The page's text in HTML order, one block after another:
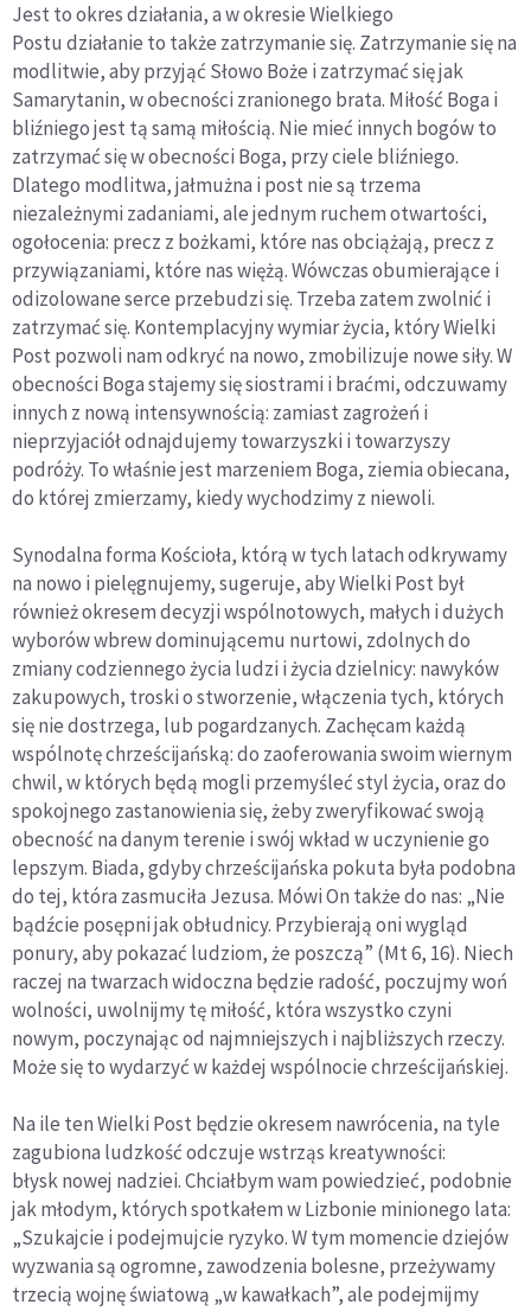
Jest to okres działania, a w okresie Wielkiego
Postu działanie to także zatrzymanie się. Zatrzymanie się na
modlitwie, aby przyjąć Słowo Boże i zatrzymać się jak
Samarytanin, w obecności zranionego brata. Miłość Boga i
bliźniego jest tą samą miłością. Nie mieć innych bogów to
zatrzymać się w obecności Boga, przy ciele bliźniego.
Dlatego modlitwa, jałmużna i post nie są trzema
niezależnymi zadaniami, ale jednym ruchem otwartości,
ogołocenia: precz z bożkami, które nas obciążają, precz z
przywiązaniami, które nas więżą. Wówczas obumierające i
odizolowane serce przebudzi się. Trzeba zatem zwolnić i
zatrzymać się. Kontemplacyjny wymiar życia, który Wielki
Post pozwoli nam odkryć na nowo, zmobilizuje nowe siły. W
obecności Boga stajemy się siostrami i braćmi, odczuwamy
innych z nową intensywnością: zamiast zagrożeń i
nieprzyjaciół odnajdujemy towarzyszki i towarzyszy
podróży. To właśnie jest marzeniem Boga, ziemia obiecana,
do której zmierzamy, kiedy wychodzimy z niewoli.
Synodalna forma Kościoła, którą w tych latach odkrywamy
na nowo i pielęgnujemy, sugeruje, aby Wielki Post był
również okresem decyzji wspólnotowych, małych i dużych
wyborów wbrew dominującemu nurtowi, zdolnych do
zmiany codziennego życia ludzi i życia dzielnicy: nawyków
zakupowych, troski o stworzenie, włączenia tych, których
się nie dostrzega, lub pogardzanych. Zachęcam każdą
wspólnotę chrześcijańską: do zaoferowania swoim wiernym
chwil, w których będą mogli przemyśleć styl życia, oraz do
spokojnego zastanowienia się, żeby zweryfikować swoją
obecność na danym terenie i swój wkład w uczynienie go
lepszym. Biada, gdyby chrześcijańska pokuta była podobna
do tej, która zasmuciła Jezusa. Mówi On także do nas: „Nie
bądźcie posępni jak obłudnicy. Przybierają oni wygląd
ponury, aby pokazać ludziom, że poszczą” (Mt 6, 16). Niech
raczej na twarzach widoczna będzie radość, poczujmy woń
wolności, uwolnijmy tę miłość, która wszystko czyni
nowym, poczynając od najmniejszych i najbliższych rzeczy.
Może się to wydarzyć w każdej wspólnocie chrześcijańskiej.
Na ile ten Wielki Post będzie okresem nawrócenia, na tyle
zagubiona ludzkość odczuje wstrząs kreatywności:
błysk nowej nadziei. Chciałbym wam powiedzieć, podobnie
jak młodym, których spotkałem w Lizbonie minionego lata:
„Szukajcie i podejmujcie ryzyko. W tym momencie dziejów
wyzwania są ogromne, zawodzenia bolesne, przeżywamy
trzecią wojnę światową „w kawałkach”, ale podejmijmy